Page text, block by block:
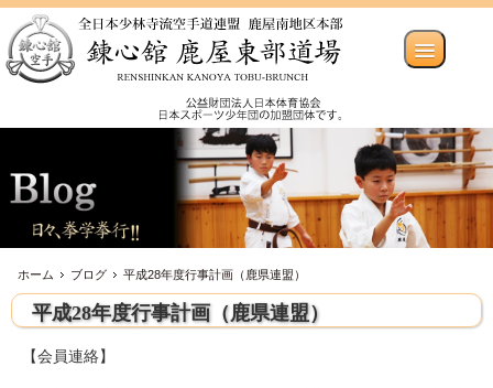
ホーム ブログ 平成28年度行事計画（鹿県連盟）
平成28年度行事計画（鹿県連盟）
【会員連絡】